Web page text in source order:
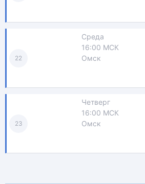
22
Среда
16:00 МСК
Омск
23
Четверг
16:00 МСК
Омск